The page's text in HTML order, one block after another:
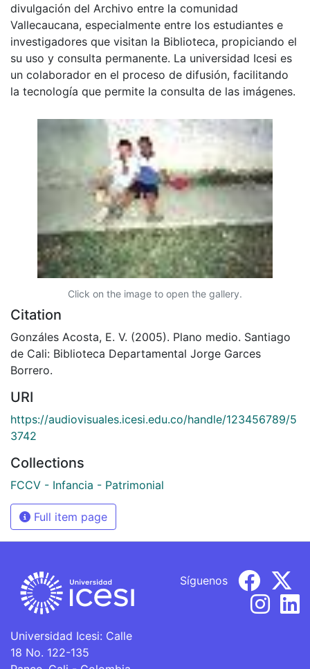
divulgación del Archivo entre la comunidad
Vallecaucana, especialmente entre los estudiantes e
investigadores que visitan la Biblioteca, propiciando el
su uso y consulta permanente. La universidad Icesi es
un colaborador en el proceso de difusión, facilitando
la tecnología que permite la consulta de las imágenes.
Click on the image to open the gallery.
Citation
Gonzáles Acosta, E. V. (2005). Plano medio. Santiago
de Cali: Biblioteca Departamental Jorge Garces
Borrero.
URI
https://audiovisuales.icesi.edu.co/handle/123456789/5
3742
Collections
FCCV - Infancia - Patrimonial
Full item page
Universidad Icesi: Calle
18 No. 122-135
Síguenos